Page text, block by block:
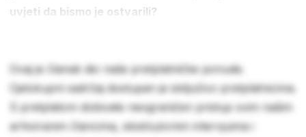
uvjeti da bismo je ostvarili?
Ovaj je članak dio naše pretplatničke ponude.
Cjelokupni sadržaj dostupan je isključivo pretplatnicima.
S pretplatom dobivate neograničen pristup svim našim
arhiviranim člancima, ekskluzivnim intervjuima i